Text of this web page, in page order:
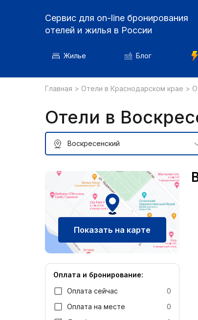
Сервис для on-line бронирования
отелей и жилья в России
Жилье Блог
Главная > Отели в Краснодарском крае >
Отели в
Показать на карте
Оплата и бронирование:
Оплата сейчас
0
Оплата на месте
0